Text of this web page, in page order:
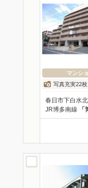
マンシ
写真充実22枚
春日市下白水
JR博多南線